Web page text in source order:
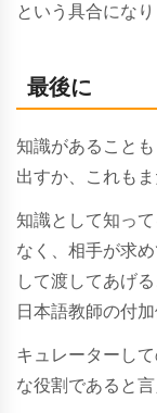
という具合にな
最後に
知識があること
出すか、これも
知識として知っ
なく、相手が求
して渡してあげ
日本語教師の付加
キュレーターし
な役割であると